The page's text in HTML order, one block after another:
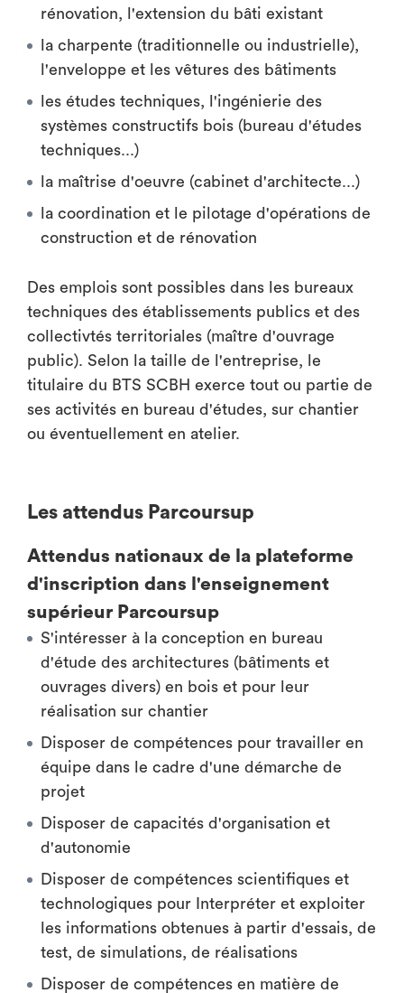
rénovation, l'extension du bâti existant
la charpente (traditionnelle ou industrielle),
l'enveloppe et les vêtures des bâtiments
les études techniques, l'ingénierie des
systèmes constructifs bois (bureau d'études
techniques...)
la maîtrise d'oeuvre (cabinet d'architecte...)
la coordination et le pilotage d'opérations de
construction et de rénovation
Des emplois sont possibles dans les bureaux
techniques des établissements publics et des
collectivtés territoriales (maître d'ouvrage
public). Selon la taille de l'entreprise, le
titulaire du BTS SCBH exerce tout ou partie de
ses activités en bureau d'études, sur chantier
ou éventuellement en atelier.
Les attendus Parcoursup
Attendus nationaux de la plateforme
d'inscription dans l'enseignement
supérieur Parcoursup
S'intéresser à la conception en bureau
d'étude des architectures (bâtiments et
ouvrages divers) en bois et pour leur
réalisation sur chantier
Disposer de compétences pour travailler en
équipe dans le cadre d'une démarche de
projet
Disposer de capacités d'organisation et
d'autonomie
Disposer de compétences scientifiques et
technologiques pour Interpréter et exploiter
les informations obtenues à partir d'essais, de
test, de simulations, de réalisations
Disposer de compétences en matière de